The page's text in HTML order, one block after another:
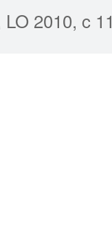
2010, c 11